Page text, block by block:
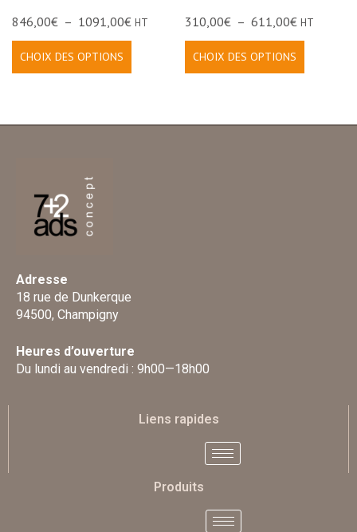
846,00€ – 1091,00€ HT
CHOIX DES OPTIONS
310,00€ – 611,00€ HT
CHOIX DES OPTIONS
Adresse
18 rue de Dunkerque
94500, Champigny
Heures d’ouverture
Du lundi au vendredi : 9h00—18h00
Liens rapides
Produits